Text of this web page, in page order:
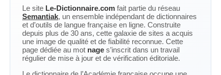
Le site Le-Dictionnaire.com fait partie du réseau
Semantiak, un ensemble indépendant de dictionnaires
et d’outils de langue française en ligne. Construite
depuis plus de 30 ans, cette galaxie de sites a acquis
une image de qualité et de fiabilité reconnue. Cette
page dédiée au mot nage s’inscrit dans un travail
régulier de mise à jour et de vérification éditoriale.